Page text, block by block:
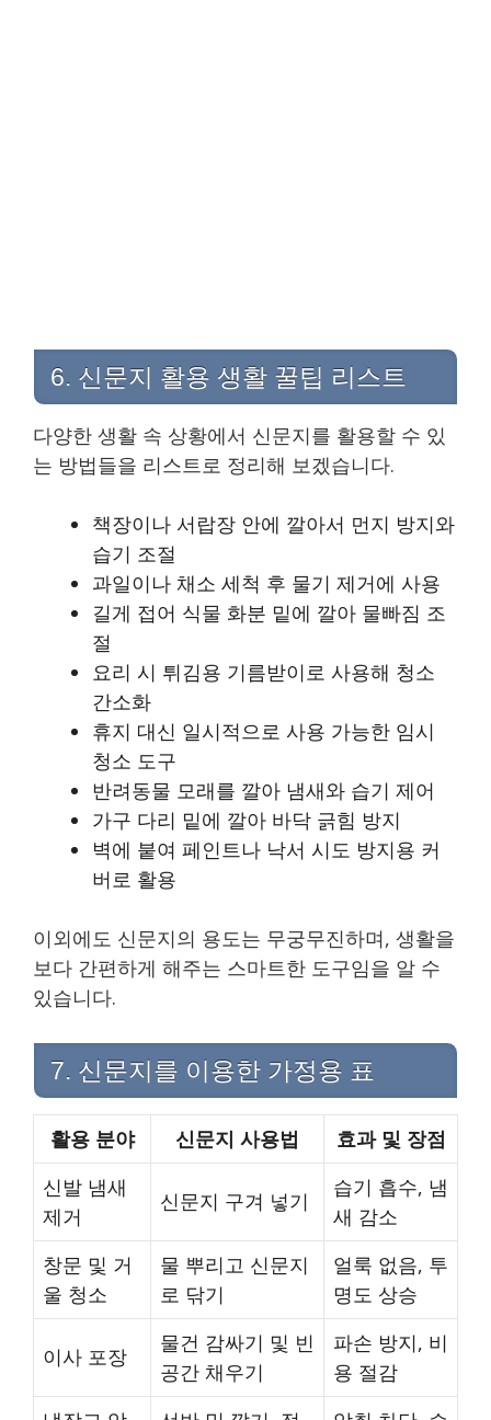
6. 신문지 활용 생활 꿀팁 리스트
다양한 생활 속 상황에서 신문지를 활용할 수 있
는 방법들을 리스트로 정리해 보겠습니다.
책장이나 서랍장 안에 깔아서 먼지 방지와
습기 조절
과일이나 채소 세척 후 물기 제거에 사용
길게 접어 식물 화분 밑에 깔아 물빠짐 조
절
요리 시 튀김용 기름받이로 사용해 청소
간소화
휴지 대신 일시적으로 사용 가능한 임시
청소 도구
반려동물 모래를 깔아 냄새와 습기 제어
가구 다리 밑에 깔아 바닥 긁힘 방지
벽에 붙여 페인트나 낙서 시도 방지용 커
버로 활용
이외에도 신문지의 용도는 무궁무진하며, 생활을
보다 간편하게 해주는 스마트한 도구임을 알 수
있습니다.
7. 신문지를 이용한 가정용 표
활용 분야 신문지 사용법
효과 및 장점
신발 냄새
제거
신문지 구겨 넣기
습기 흡수, 냄
새 감소
창문 및 거
울 청소
물 뿌리고 신문지
로 닦기
얼룩 없음, 투
명도 상승
이사 포장
물건 감싸기 및 빈
공간 채우기
파손 방지, 비
용 절감